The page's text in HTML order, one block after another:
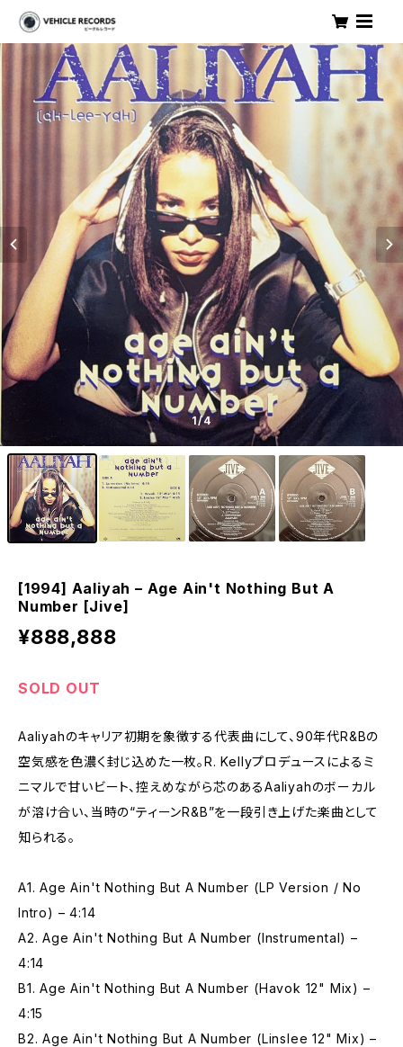
1/4
[1994] Aaliyah – Age Ain't Nothing But A
Number [Jive]
¥888,888
SOLD OUT
Aaliyahのキャリア初期を象徴する代表曲にして、90年代R&Bの
空気感を色濃く封じ込めた一枚。R. Kellyプロデュースによるミ
ニマルで甘いビート、控えめながら芯のあるAaliyahのボーカル
が溶け合い、当時の“ティーンR&B”を一段引き上げた楽曲として
知られる。
A1. Age Ain't Nothing But A Number (LP Version / No
Intro) – 4:14
A2. Age Ain't Nothing But A Number (Instrumental) –
4:14
B1. Age Ain't Nothing But A Number (Havok 12" Mix) –
4:15
B2. Age Ain't Nothing But A Number (Linslee 12" Mix) –